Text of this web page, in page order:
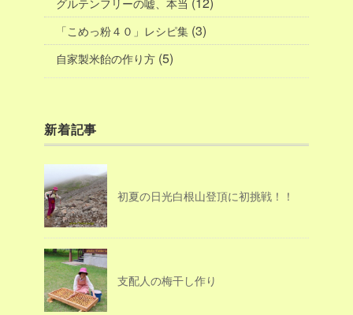
グルテンフリーの嘘、本当
「こめっ粉４０」レシピ集 (3)
自家製米飴の作り方 (5)
新着記事
初夏の日光白根山登頂に初挑戦！！
支配人の梅干し作り